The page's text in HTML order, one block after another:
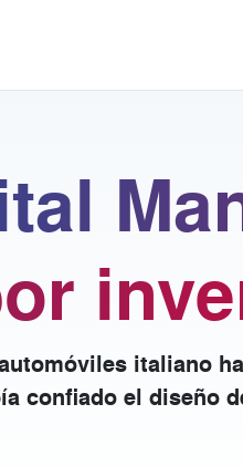
italiano
confiado el diseño